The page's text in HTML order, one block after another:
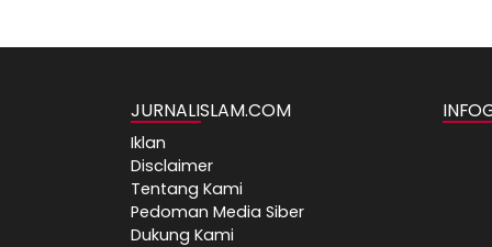
JURNALISLAM.COM
Iklan
Disclaimer
Tentang Kami
Pedoman Media Siber
Dukung Kami